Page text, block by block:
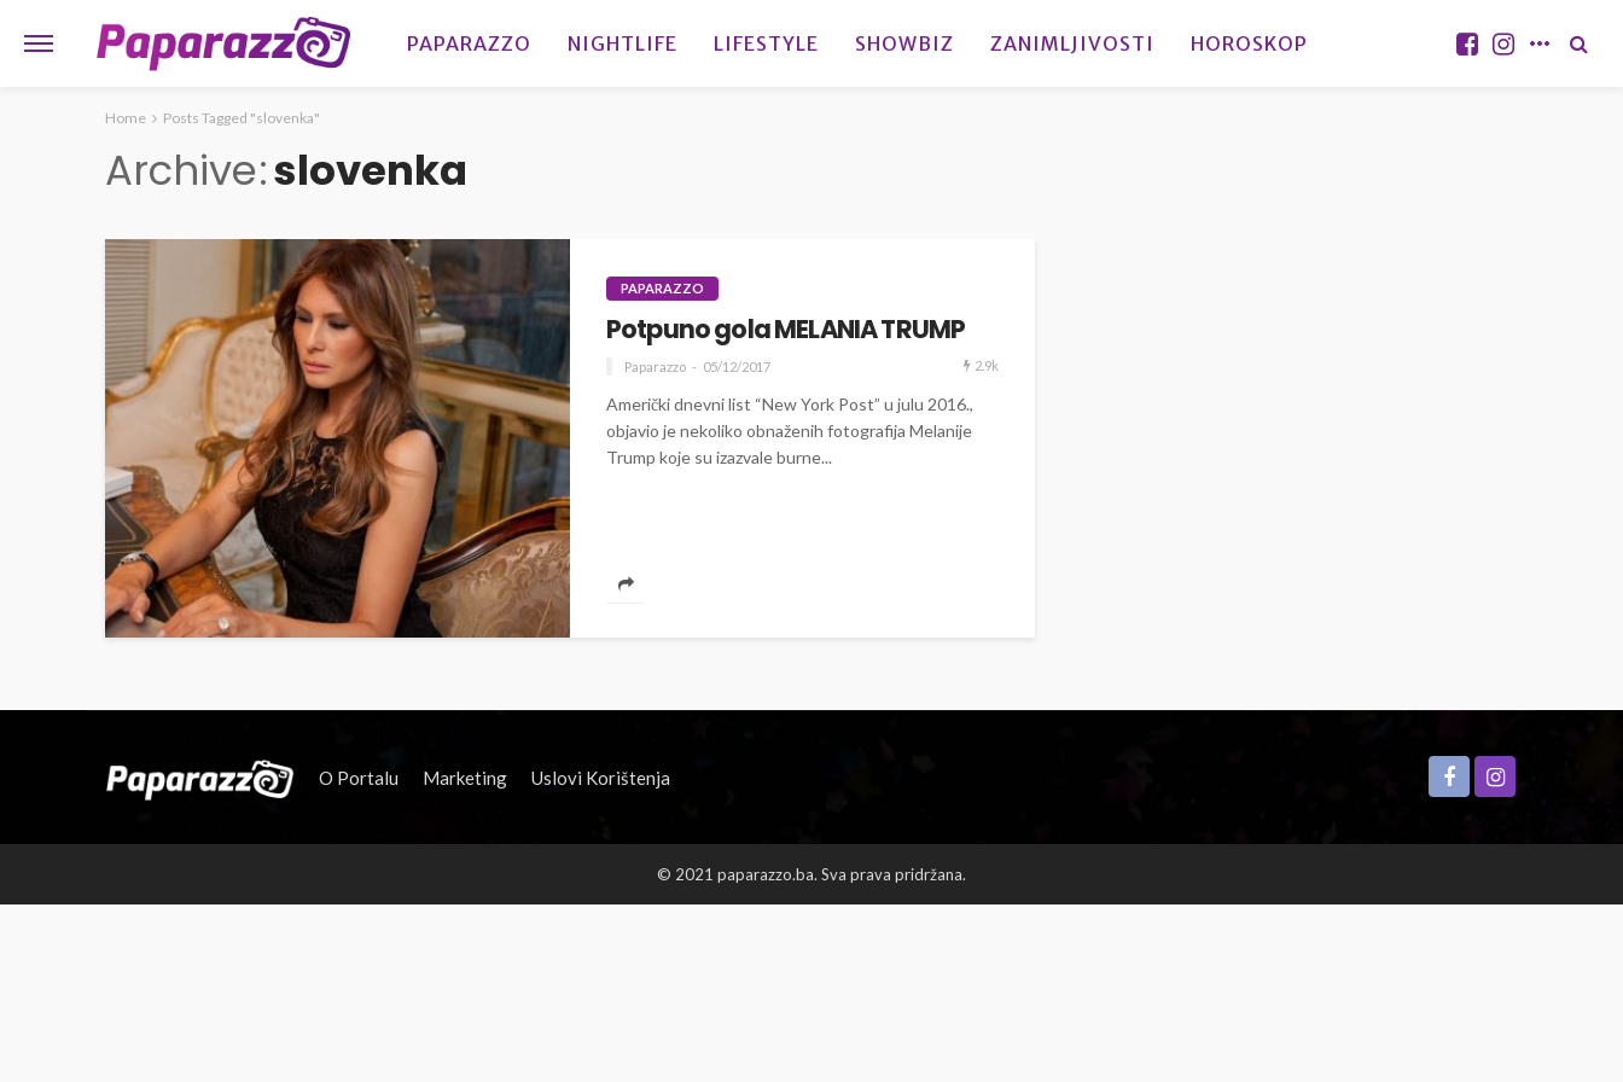
PAPARAZZO NIGHTLIFE LIFESTYLE SHOWBIZ ZANIMLJIVOSTI HOROSKOP
Home Posts Tagged "slovenka"
Archive slovenka
PAPARAZZO
Potpuno gola MELANIA TRUMP
Paparazzo 05/12/2017 2.9k
Američki dnevni list “New York Post” u julu 2016.,
objavio je nekoliko obnaženih fotografija Melanije
Trump koje su izazvale burne...
O Portalu Marketing Uslovi Korištenja
© 2021 paparazzo.ba. Sva prava pridržana.